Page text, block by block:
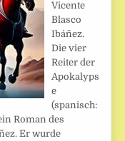
Vicente
Blasco
Ibáñez.
Die vier
Reiter der
Apokalyps
e
(spanisch:
Roman des
Er wurde